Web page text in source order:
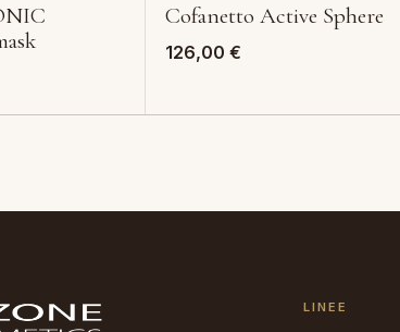
Cofanetto Active Sphere
126,00 €
LINEE